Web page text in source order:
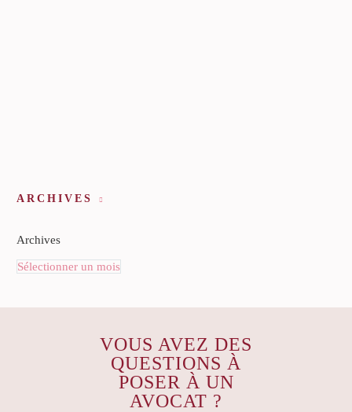
ARCHIVES
Archives
Sélectionner un mois
VOUS AVEZ DES
QUESTIONS À
POSER À UN
AVOCAT ?